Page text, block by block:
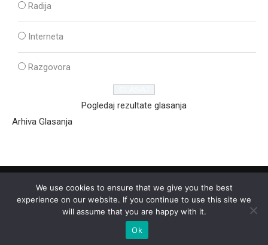
Radija
Interneta
Razgovora
Pogledaj rezultate glasanja
Arhiva Glasanja
2025 - © - Ozon Media Sremska Mitrovica
We use cookies to ensure that we give you the best
experience on our website. If you continue to use this site we
will assume that you are happy with it.
Ok